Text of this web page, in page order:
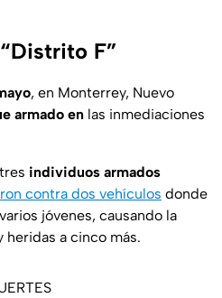
F”
, en Monterrey, Nuevo
armado en las inmediaciones
individuos armados
contra dos vehículos donde
jóvenes, causando la
heridas a cinco más.